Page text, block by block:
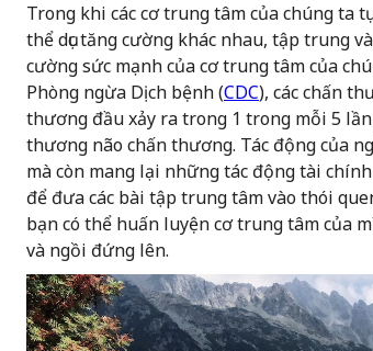
Trong khi các cơ trung tâm của chúng ta
thể dục tăng cường khác nhau, tập trung
cường sức mạnh của cơ trung tâm của
Phòng ngừa Dịch bệnh (CDC), các chấn
thương đầu xảy ra trong 1 trong mỗi 5
thương não chấn thương. Tác động của
mà còn mang lại những tác động tài
để đưa các bài tập trung tâm vào thói
bạn có thể huấn luyện cơ trung tâm của
và ngồi đứng lên.